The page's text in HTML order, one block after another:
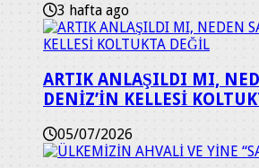
3 hafta ago
ARTIK ANLAŞILDI MI,
DENİZ’İN KELLESİ
05/07/2026